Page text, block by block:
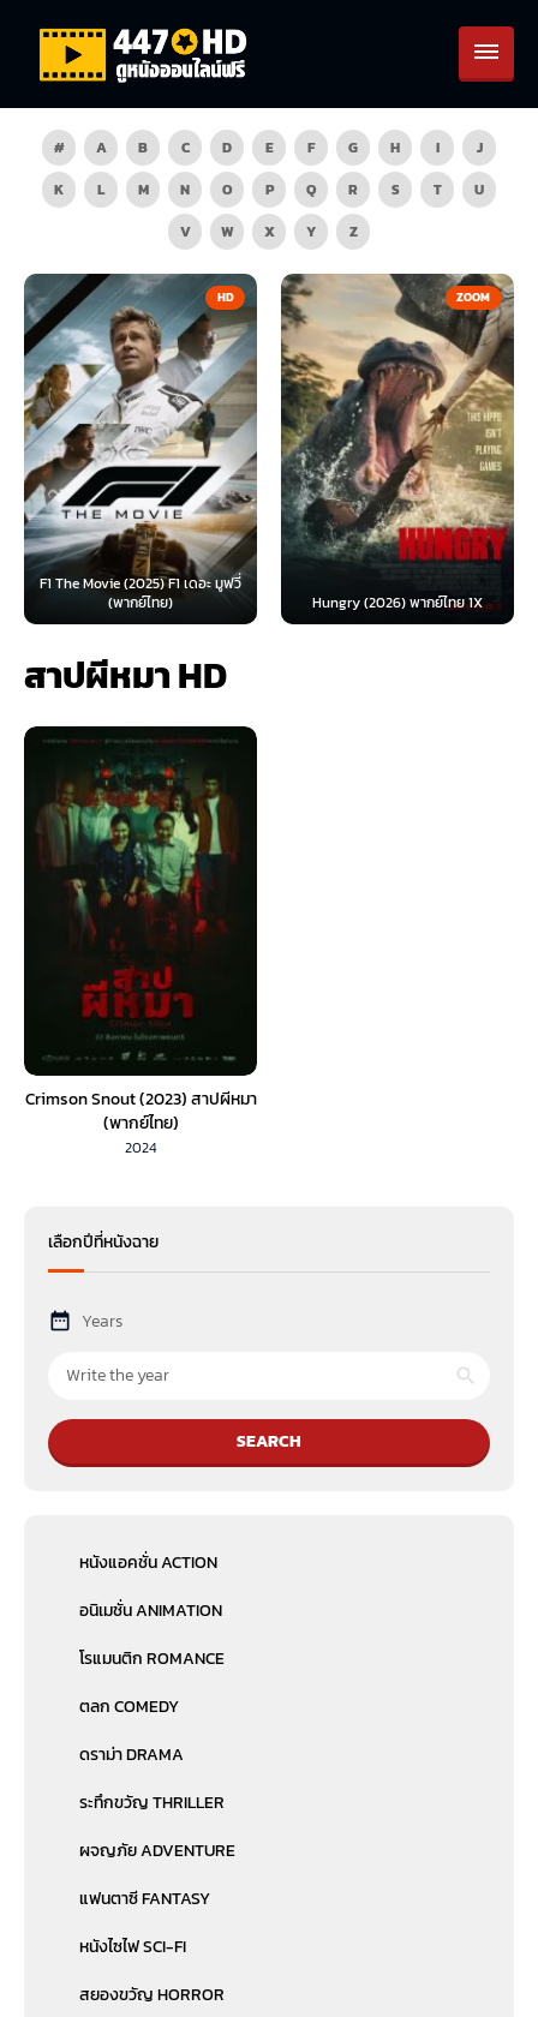
# A B C D E F G H I
J
K
L M N O P Q R S T
U
V
W X Y Z
HD
F1 The Movie (2025) F1 เดอะ มูฟวี่
(พากย์ไทย)
ZOOM
Hungry (2026) พากย์ไทย 1X
สาปผีหมา HD
Crimson Snout (2023) สาปผีหมา
(พากย์ไทย)
2024
เลือกปีที่หนังฉาย
Years
SEARCH
หนังแอคชั่น ACTION
อนิเมชั่น ANIMATION
โรแมนติก ROMANCE
ตลก COMEDY
ดราม่า DRAMA
ระทึกขวัญ THRILLER
ผจญภัย ADVENTURE
แฟนตาซี FANTASY
หนังไซไฟ SCI-FI
สยองขวัญ HORROR